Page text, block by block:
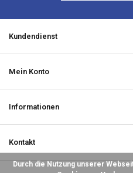
Kundendienst
Mein Konto
Informationen
Kontakt
Durch die Nutzung unserer